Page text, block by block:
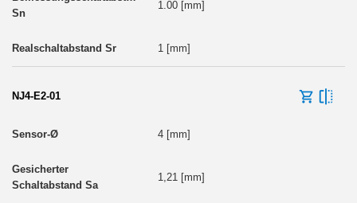
1.00 [mm]
1 [mm]
NJ4-E2-01
4 [mm]
1,21 [mm]